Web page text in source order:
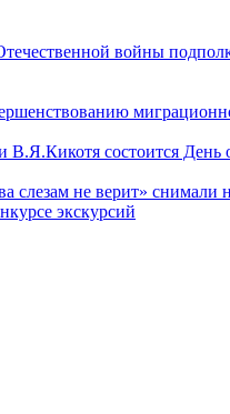
войны
состоится День
слезам не верит» снимали
экскурсий